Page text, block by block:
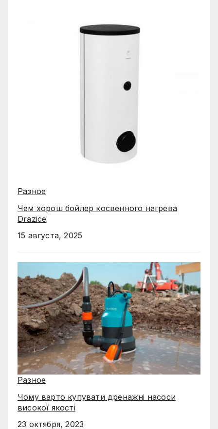
Разное
Чем хорош бойлер косвенного нагрева
Drazice
15 августа, 2025
Разное
Чому варто купувати дренажні насоси
високої якості
23 октября, 2023